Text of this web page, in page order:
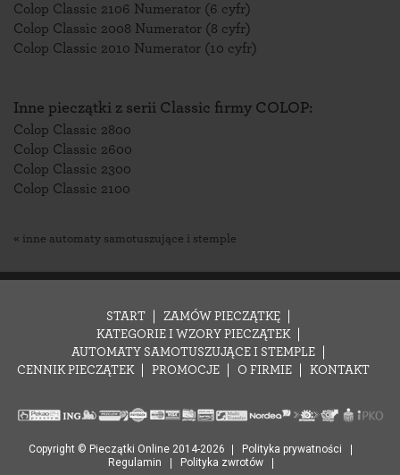
Colop Classic 2106 Numerator (6 cyfr)
Colop Classic 2008 Numerator (8 cyfr)
Colop Classic 2010 Numerator (10 cyfr)
Inne pieczątki z serii Classic firmy COLOP:
Colop Classic 2800
Colop Classic 2600
Colop Classic 2300
Colop Classic 2100
« inne automaty samotuszujące i stemple
START
ZAMÓW PIECZĄTKĘ
KATEGORIE I WZORY PIECZĄTEK
AUTOMATY SAMOTUSZUJĄCE I STEMPLE
CENNIK PIECZĄTEK
PROMOCJE O FIRMIE KONTAKT
Copyright © Pieczątki Online 2014-2026
Polityka prywatności
Regulamin
Polityka zwrotów